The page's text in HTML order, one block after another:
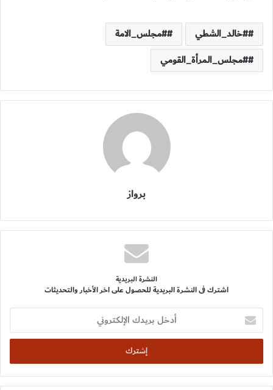
#خالد_الشطي
#مجلس_الامة
#مجلس_المرأة_القومي
برواز
النشرة البريدية
اشترك فى النشرة البريدية للحصول على اخر الأخبار والتحديثات
أدخل
بريدك
الإلكتروني